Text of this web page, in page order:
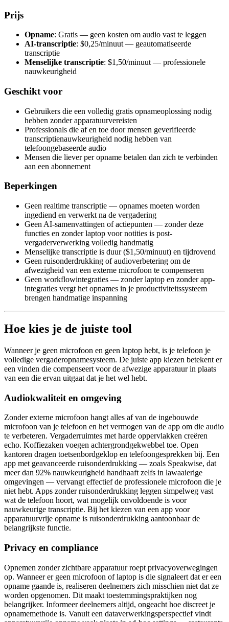
Prijs
Opname: Gratis — geen kosten om audio vast te leggen
AI-transcriptie: $0,25/minuut — geautomatiseerde
transcriptie
Menselijke transcriptie: $1,50/minuut — professionele
nauwkeurigheid
Geschikt voor
Gebruikers die een volledig gratis opnameoplossing nodig
hebben zonder apparatuurvereisten
Professionals die af en toe door mensen geverifieerde
transcriptienauwkeurigheid nodig hebben van
telefoongebaseerde audio
Mensen die liever per opname betalen dan zich te verbinden
aan een abonnement
Beperkingen
Geen realtime transcriptie — opnames moeten worden
ingediend en verwerkt na de vergadering
Geen AI-samenvattingen of actiepunten — zonder deze
functies en zonder laptop voor notities is post-
vergaderverwerking volledig handmatig
Menselijke transcriptie is duur ($1,50/minuut) en tijdrovend
Geen ruisonderdrukking of audioverbetering om de
afwezigheid van een externe microfoon te compenseren
Geen workflowintegraties — zonder laptop en zonder app-
integraties vergt het opnames in je productiviteitssysteem
brengen handmatige inspanning
Hoe kies je de juiste tool
Wanneer je geen microfoon en geen laptop hebt, is je telefoon je
volledige vergaderopnamesysteem. De juiste app kiezen betekent er
een vinden die compenseert voor de afwezige apparatuur in plaats
van een die ervan uitgaat dat je het wel hebt.
Audiokwaliteit en omgeving
Zonder externe microfoon hangt alles af van de ingebouwde
microfoon van je telefoon en het vermogen van de app om die audio
te verbeteren. Vergaderruimtes met harde oppervlakken creëren
echo. Koffiezaken voegen achtergrondgekwebbel toe. Open
kantoren dragen toetsenbordgeklop en telefoongesprekken bij. Een
app met geavanceerde ruisonderdrukking — zoals Speakwise, dat
meer dan 92% nauwkeurigheid handhaaft zelfs in lawaaierige
omgevingen — vervangt effectief de professionele microfoon die je
niet hebt. Apps zonder ruisonderdrukking leggen simpelweg vast
wat de telefoon hoort, wat mogelijk onvoldoende is voor
nauwkeurige transcriptie. Bij het kiezen van een app voor
apparatuurvrije opname is ruisonderdrukking aantoonbaar de
belangrijkste functie.
Privacy en compliance
Opnemen zonder zichtbare apparatuur roept privacyoverwegingen
op. Wanneer er geen microfoon of laptop is die signaleert dat er een
opname gaande is, realiseren deelnemers zich misschien niet dat ze
worden opgenomen. Dit maakt toestemmingspraktijken nog
belangrijker. Informeer deelnemers altijd, ongeacht hoe discreet je
opnamemethode is. Vanuit een dataverwerkingsperspectief vindt